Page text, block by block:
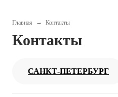
Главная → Контакты
Контакты
САНКТ-ПЕТЕРБУРГ